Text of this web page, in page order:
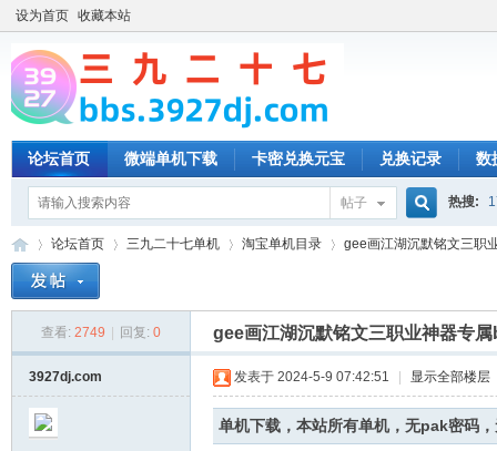
设为首页 收藏本站
论坛首页 微端单机下载 卡密兑换元宝 兑换记录 数
帖子
搜
索
热搜:
论坛首页
›
三九二十七单机
›
淘宝单机目录
›
gee画江湖沉默铭文三职
查看: 2749 回复: 0 gee画江湖沉默铭文三职业神器专
3927dj.com 发表于 2024-5-9 07:42:51 显示全部楼层
单机下载，本站所有单机，无pak密码